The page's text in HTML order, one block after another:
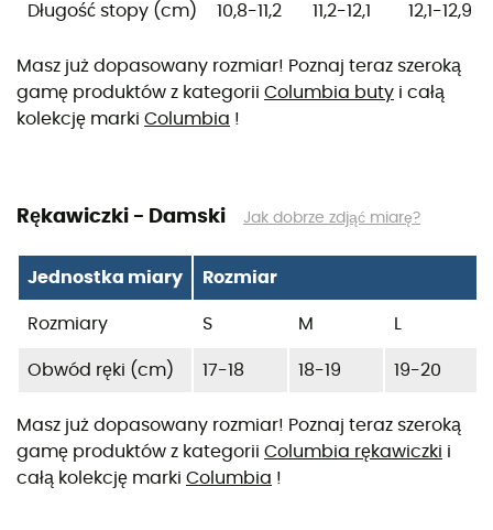
Długość stopy (cm) 10,8-11,2 11,2-12,1 12,1-12,9
Masz już dopasowany rozmiar! Poznaj teraz szeroką
gamę produktów z kategorii Columbia buty i całą
kolekcję marki Columbia !
Rękawiczki - Damski Jak dobrze zdjąć miarę?
Jednostka miary Rozmiar
Rozmiary S M
Obwód ręki (cm) 17-18 18-19 19-20
Masz już dopasowany rozmiar! Poznaj teraz szeroką
gamę produktów z kategorii Columbia rękawiczki i
całą kolekcję marki Columbia !